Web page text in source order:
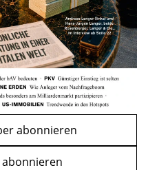
abonnieren